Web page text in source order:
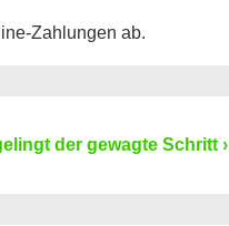
Zahlungen ab.
der gewagte Schritt ›